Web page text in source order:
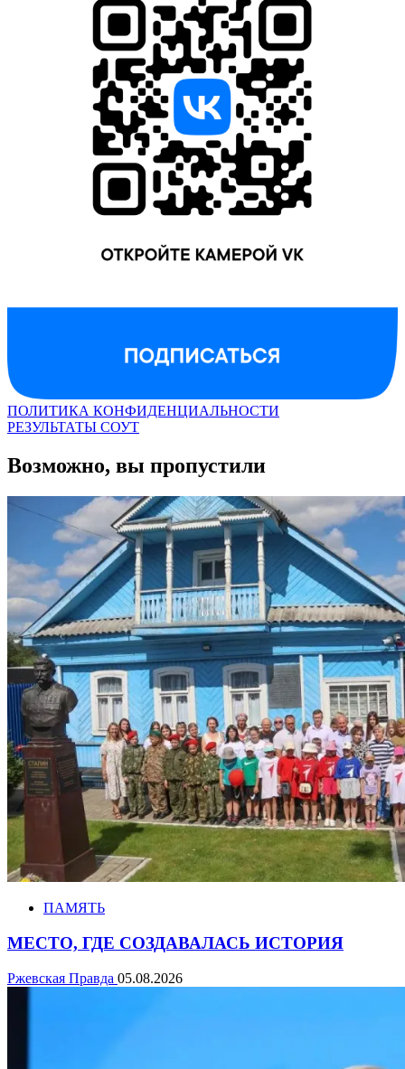
ПОЛИТИКА КОНФИДЕНЦИАЛЬНОСТИ
РЕЗУЛЬТАТЫ СОУТ
Возможно, вы пропустили
ПАМЯТЬ
МЕСТО, ГДЕ СОЗДАВАЛАСЬ ИСТОРИЯ
Ржевская Правда 05.08.2026